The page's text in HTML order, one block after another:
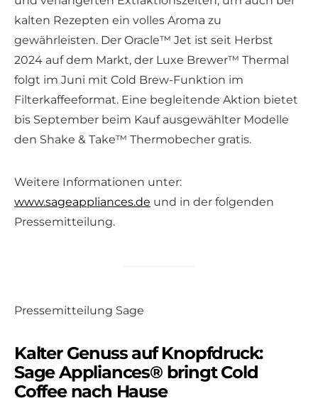
kalten Rezepten ein volles Aroma zu
gewährleisten. Der Oracle™ Jet ist seit Herbst
2024 auf dem Markt, der Luxe Brewer™ Thermal
folgt im Juni mit Cold Brew-Funktion im
Filterkaffeeformat. Eine begleitende Aktion bietet
bis September beim Kauf ausgewählter Modelle
den Shake & Take™ Thermobecher gratis.
Weitere Informationen unter:
www.sageappliances.de und in der folgenden
Pressemitteilung.
Pressemitteilung Sage
Kalter Genuss auf Knopfdruck:
Sage Appliances® bringt Cold
Coffee nach Hause